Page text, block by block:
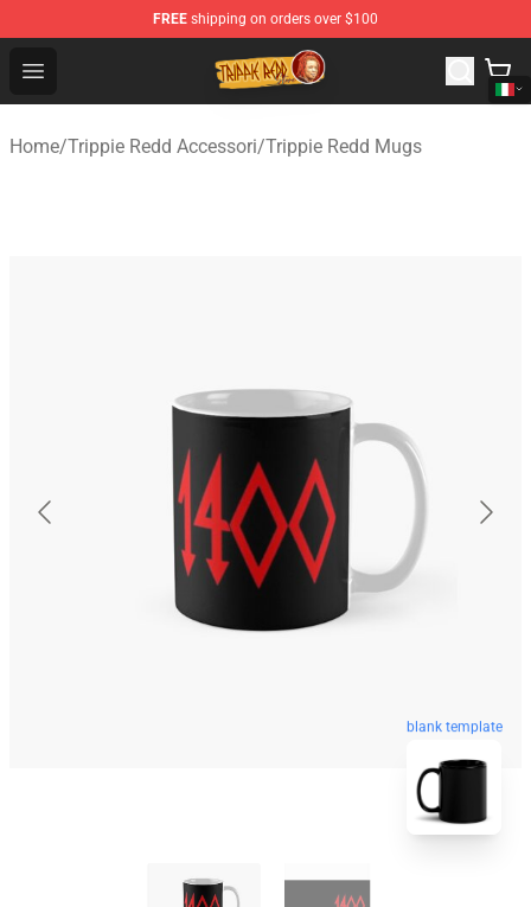
FREE shipping on orders over $100
Open menu
Trippie Redd Store - Official Trippie Redd Merchandise
Home/Trippie Redd Accessori/Trippie Redd Mugs
blank template